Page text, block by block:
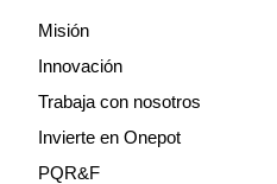
Misión
Innovación
Trabaja con nosotros
Invierte en Onepot
PQR&F